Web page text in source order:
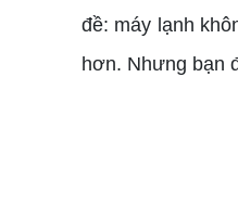
đề: máy lạnh
hơn. Nhưng bạn